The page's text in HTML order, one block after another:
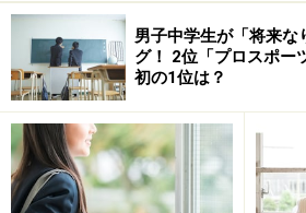
男子中学生が「将来な
グ！ 2位「プロスポー
初の1位は？